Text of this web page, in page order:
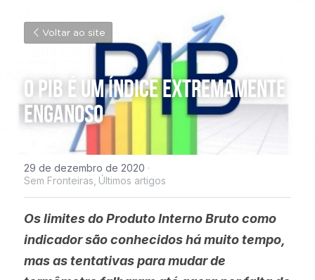
Voltar ao site
O PIB é um índice extremamente
enganoso
29 de dezembro de 2020 ·
Sem Fronteiras, Últimos artigos
Os limites do Produto Interno Bruto como
indicador são conhecidos há muito tempo,
mas as tentativas para mudar de